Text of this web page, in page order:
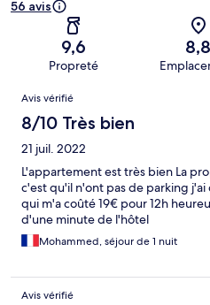
56 avis
9,6
Propreté
8,8
Avis
Avis vérifié
8/10 Très bien
21 juil. 2022
L'appartement est très bien La
c'est qu'il n'ont pas de parking
qui m'a coûté 19€ pour 12h
d'une minute de l'hôtel
Mohammed, séjour de 1 nuit
Avis vérifié